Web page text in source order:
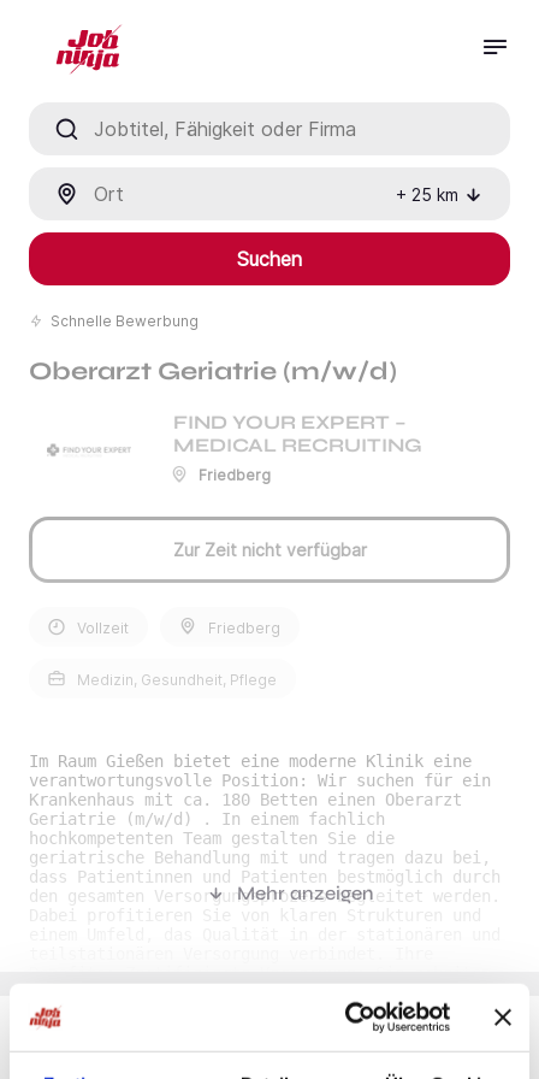
+ 25 km
Suchen
Schnelle Bewerbung
Oberarzt Geriatrie (m/w/d)
FIND YOUR EXPERT –
MEDICAL RECRUITING
Friedberg
Zur Zeit nicht verfügbar
Vollzeit Friedberg
Medizin, Gesundheit, Pflege
Im Raum Gießen bietet eine moderne Klinik eine
verantwortungsvolle Position: Wir suchen für ein
Krankenhaus mit ca. 180 Betten einen Oberarzt
Geriatrie (m/w/d) . In einem fachlich
hochkompetenten Team gestalten Sie die
geriatrische Behandlung mit und tragen dazu bei,
dass Patientinnen und Patienten bestmöglich durch
den gesamten Versorgungsprozess begleitet werden.
ausgerichteten Behandlungskonzept für stationäre
und teilstationäre Patientinnen und Patienten. •
Leistungsgerechte Vergütung: Sie erhalten eine
attraktive und leistungsgerechte Bezahlung, die
Mehr anzeigen